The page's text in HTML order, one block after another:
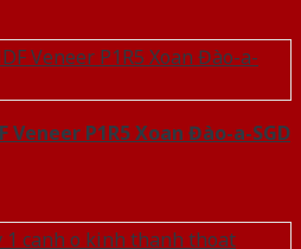
Veneer P1R5 Xoan Đào-a-SGD